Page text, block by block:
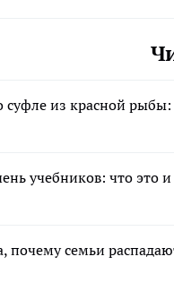
из красной
учебников: что это
почему семьи